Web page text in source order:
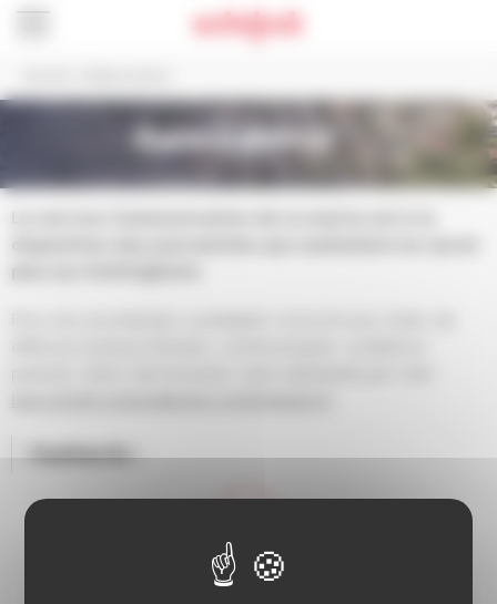
Espace presse
Contacts :
Elisabeth Portelli
Cheffe du service communication
Panneau de gestion des cookies